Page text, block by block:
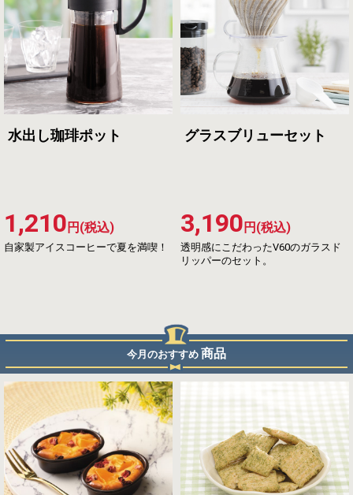
水出し珈琲ポット
自家製アイスコーヒーで夏を満喫！
1,210 円(税込)
グラスブリューセット
透明感にこだわったV60のガラスド
リッパーのセット。
3,190 円(税込)
今月のおすすめ 商品